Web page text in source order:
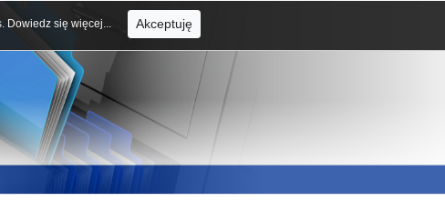
Dowiedz się więcej... Akceptuję